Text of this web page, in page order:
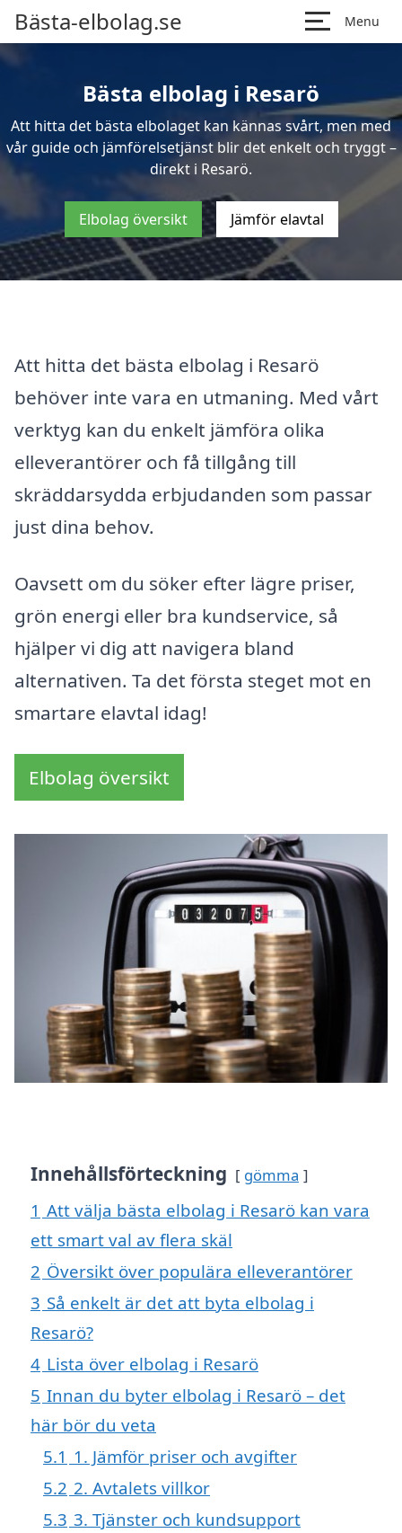
Bästa-elbolag.se Menu
Bästa elbolag i Resarö
Att hitta det bästa elbolaget kan kännas svårt, men med
vår guide och jämförelsetjänst blir det enkelt och tryggt –
direkt i Resarö.
Elbolag översikt Jämför elavtal
Att hitta det bästa elbolag i Resarö
behöver inte vara en utmaning. Med vårt
verktyg kan du enkelt jämföra olika
elleverantörer och få tillgång till
skräddarsydda erbjudanden som passar
just dina behov.
Oavsett om du söker efter lägre priser,
grön energi eller bra kundservice, så
hjälper vi dig att navigera bland
alternativen. Ta det första steget mot en
smartare elavtal idag!
Elbolag översikt
Innehållsförteckning gömma
1 Att välja bästa elbolag i Resarö kan vara
ett smart val av flera skäl
2 Översikt över populära elleverantörer
3 Så enkelt är det att byta elbolag i
Resarö?
4 Lista över elbolag i Resarö
5 Innan du byter elbolag i Resarö – det
här bör du veta
5.1 1. Jämför priser och avgifter
5.2 2. Avtalets villkor
5.3 3. Tjänster och kundsupport